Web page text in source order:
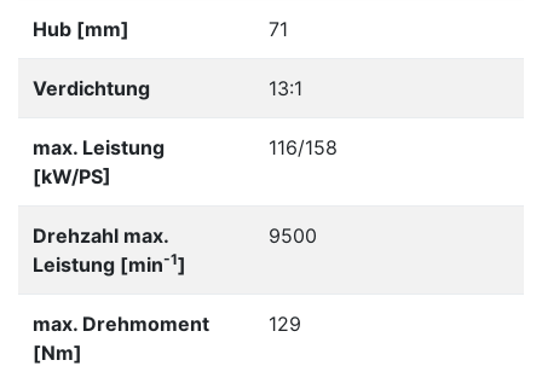
Hub [mm] 71
Verdichtung 13:1
max. Leistung
[kW/PS]
116/158
Drehzahl max.
Leistung [min-1]
9500
max. Drehmoment
[Nm]
129